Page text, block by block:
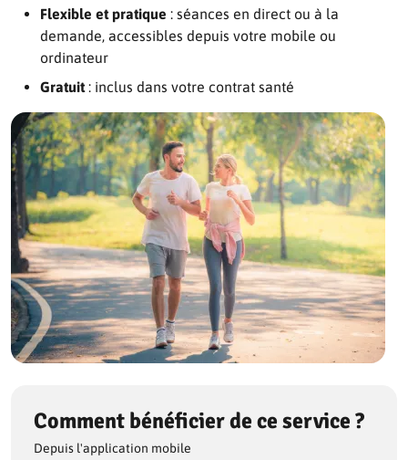
Flexible et pratique : séances en direct ou à la
demande, accessibles depuis votre mobile ou
ordinateur
Gratuit: inclus dans votre contrat santé
Comment bénéficier de ce service ?
Depuis l'application mobile